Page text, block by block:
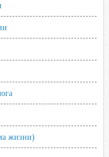
жизни)